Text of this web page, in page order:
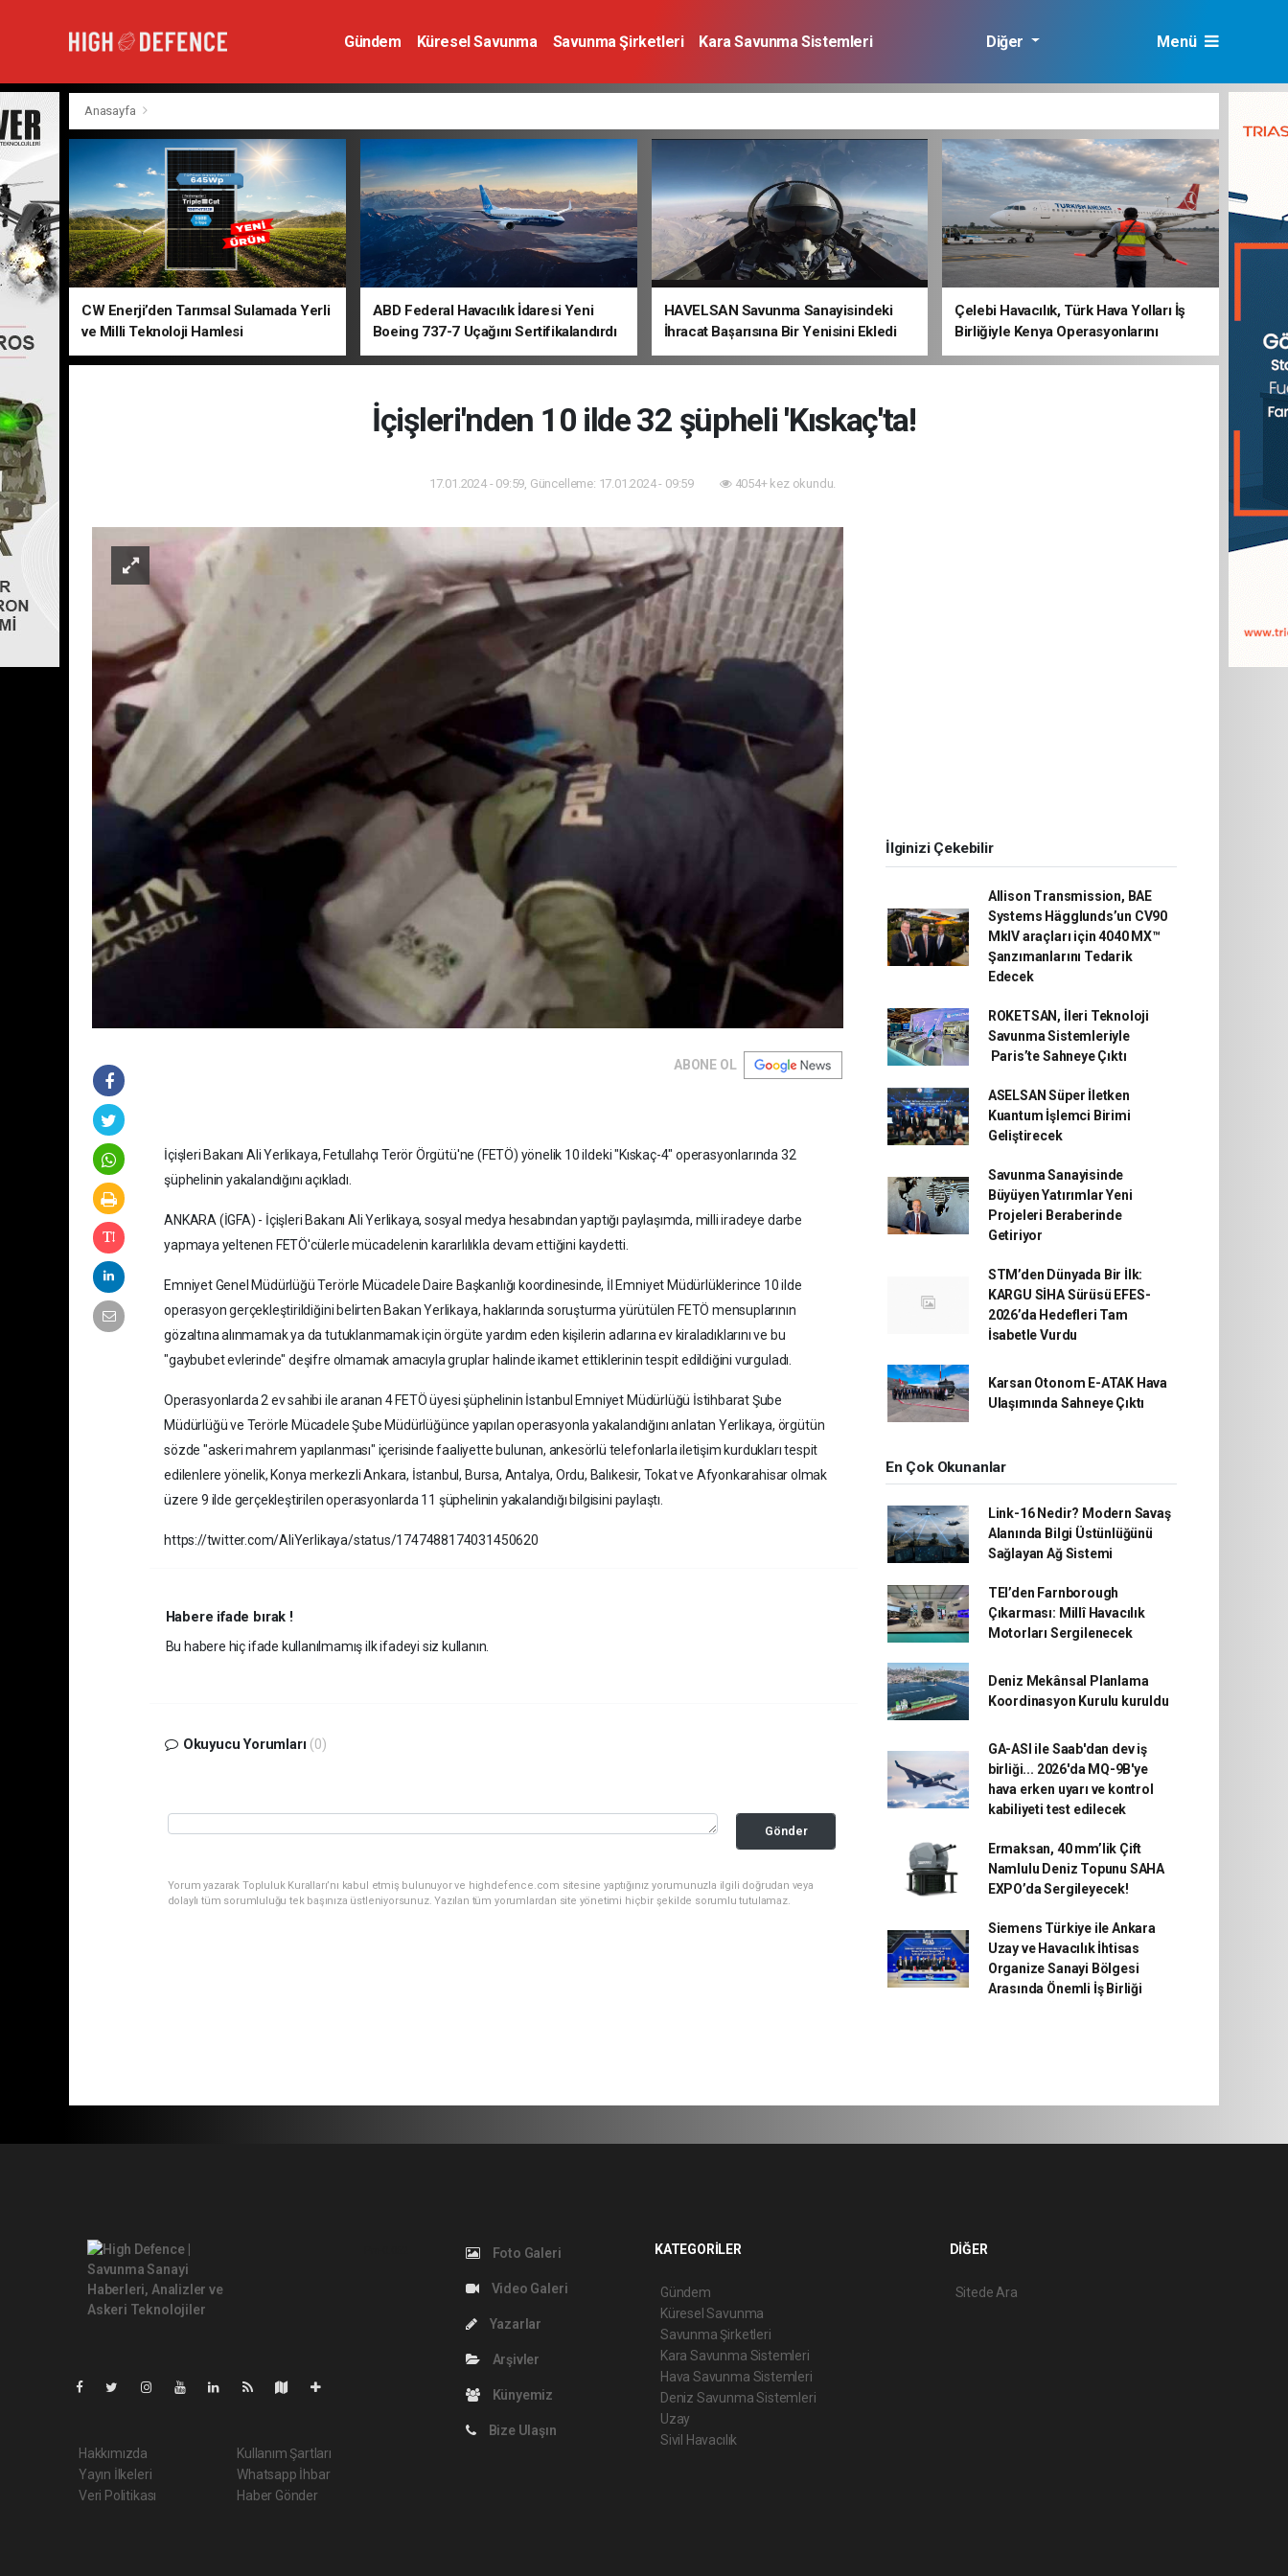
Gündem Küresel Savunma Savunma Şirketleri
Kara Savunma Sistemleri
Diğer Menü
Anasayfa
CW Enerji’den Tarımsal Sulamada Yerli
ve Milli Teknoloji Hamlesi
ABD Federal Havacılık İdaresi Yeni
Boeing 737-7 Uçağını Sertifikalandırdı
HAVELSAN Savunma Sanayisindeki
İhracat Başarısına Bir Yenisini Ekledi
Çelebi Havacılık, Türk Hava Yolları İş
Birliğiyle Kenya Operasyonlarını
Güçlendiriyor
İçişleri'nden 10 ilde 32 şüpheli 'Kıskaç'ta!
17.01.2024 - 09:59, Güncelleme: 17.01.2024 - 09:59 4054+ kez okundu.
ABONE OL
İçişleri Bakanı Ali Yerlikaya, Fetullahçı Terör Örgütü'ne (FETÖ) yönelik 10 ildeki "Kıskaç-4" operasyonlarında 32
şüphelinin yakalandığını açıkladı.
ANKARA (İGFA) - İçişleri Bakanı Ali Yerlikaya, sosyal medya hesabından yaptığı paylaşımda, milli iradeye darbe
yapmaya yeltenen FETÖ'cülerle mücadelenin kararlılıkla devam ettiğini kaydetti.
Emniyet Genel Müdürlüğü Terörle Mücadele Daire Başkanlığı koordinesinde, İl Emniyet Müdürlüklerince 10 ilde
operasyon gerçekleştirildiğini belirten Bakan Yerlikaya, haklarında soruşturma yürütülen FETÖ mensuplarının
gözaltına alınmamak ya da tutuklanmamak için örgüte yardım eden kişilerin adlarına ev kiraladıklarını ve bu
"gaybubet evlerinde" deşifre olmamak amacıyla gruplar halinde ikamet ettiklerinin tespit edildiğini vurguladı.
Operasyonlarda 2 ev sahibi ile aranan 4 FETÖ üyesi şüphelinin İstanbul Emniyet Müdürlüğü İstihbarat Şube
Müdürlüğü ve Terörle Mücadele Şube Müdürlüğünce yapılan operasyonla yakalandığını anlatan Yerlikaya, örgütün
sözde "askeri mahrem yapılanması" içerisinde faaliyette bulunan, ankesörlü telefonlarla iletişim kurdukları tespit
edilenlere yönelik, Konya merkezli Ankara, İstanbul, Bursa, Antalya, Ordu, Balıkesir, Tokat ve Afyonkarahisar olmak
üzere 9 ilde gerçekleştirilen operasyonlarda 11 şüphelinin yakalandığı bilgisini paylaştı.
https://twitter.com/AliYerlikaya/status/1747488174031450620
Habere ifade bırak !
Bu habere hiç ifade kullanılmamış ilk ifadeyi siz kullanın.
Okuyucu Yorumları (0)
Gönder
Yorum yazarak Topluluk Kuralları’nı kabul etmiş bulunuyor ve highdefence.com sitesine yaptığınız yorumunuzla ilgili doğrudan veya
dolaylı tüm sorumluluğu tek başınıza üstleniyorsunuz. Yazılan tüm yorumlardan site yönetimi hiçbir şekilde sorumlu tutulamaz.
İlginizi Çekebilir
Allison Transmission, BAE
Systems Hägglunds’un CV90
MkIV araçları için 4040 MX™
Şanzımanlarını Tedarik
Edecek
ROKETSAN, İleri Teknoloji
Savunma Sistemleriyle
Paris’te Sahneye Çıktı
ASELSAN Süper İletken
Kuantum İşlemci Birimi
Geliştirecek
Savunma Sanayisinde
Büyüyen Yatırımlar Yeni
Projeleri Beraberinde
Getiriyor
STM’den Dünyada Bir İlk:
KARGU SİHA Sürüsü EFES-
2026’da Hedefleri Tam
İsabetle Vurdu
Karsan Otonom E-ATAK Hava
Ulaşımında Sahneye Çıktı
En Çok Okunanlar
Link-16 Nedir? Modern Savaş
Alanında Bilgi Üstünlüğünü
Sağlayan Ağ Sistemi
TEI’den Farnborough
Çıkarması: Millî Havacılık
Motorları Sergilenecek
Deniz Mekânsal Planlama
Koordinasyon Kurulu kuruldu
GA-ASI ile Saab'dan dev iş
birliği... 2026'da MQ-9B'ye
hava erken uyarı ve kontrol
kabiliyeti test edilecek
Ermaksan, 40 mm’lik Çift
Namlulu Deniz Topunu SAHA
EXPO’da Sergileyecek!
Siemens Türkiye ile Ankara
Uzay ve Havacılık İhtisas
Organize Sanayi Bölgesi
Arasında Önemli İş Birliği
Hakkımızda
Yayın İlkeleri
Veri Politikası
Kullanım Şartları
Whatsapp İhbar
Haber Gönder
Foto Galeri
Video Galeri
Yazarlar
Arşivler
Künyemiz
Bize Ulaşın
KATEGORİLER
Gündem
Küresel Savunma
Savunma Şirketleri
Kara Savunma Sistemleri
Hava Savunma Sistemleri
Deniz Savunma Sistemleri
Uzay
Sivil Havacılık
DİĞER
Sitede Ara